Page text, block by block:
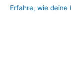
Erfahre, wie deine